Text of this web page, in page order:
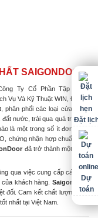
SAIGONDOOR
Ty Cổ Phần Tập Đoàn
Vụ Và Kỹ Thuật WIN, Đơn vị
phân phối các loại cửa & nội
nước, trải qua quá trình nỗ
là một trong số ít đơn vị có
chứng nhận hợp chuẩn hợp
đã trở thành một trong
qua việc cung cấp các sản
khách hàng. SaigonDoor
đối. Cam kết chất lượng dịch
nhất tại Việt Nam.
Đặt
Dự
toán